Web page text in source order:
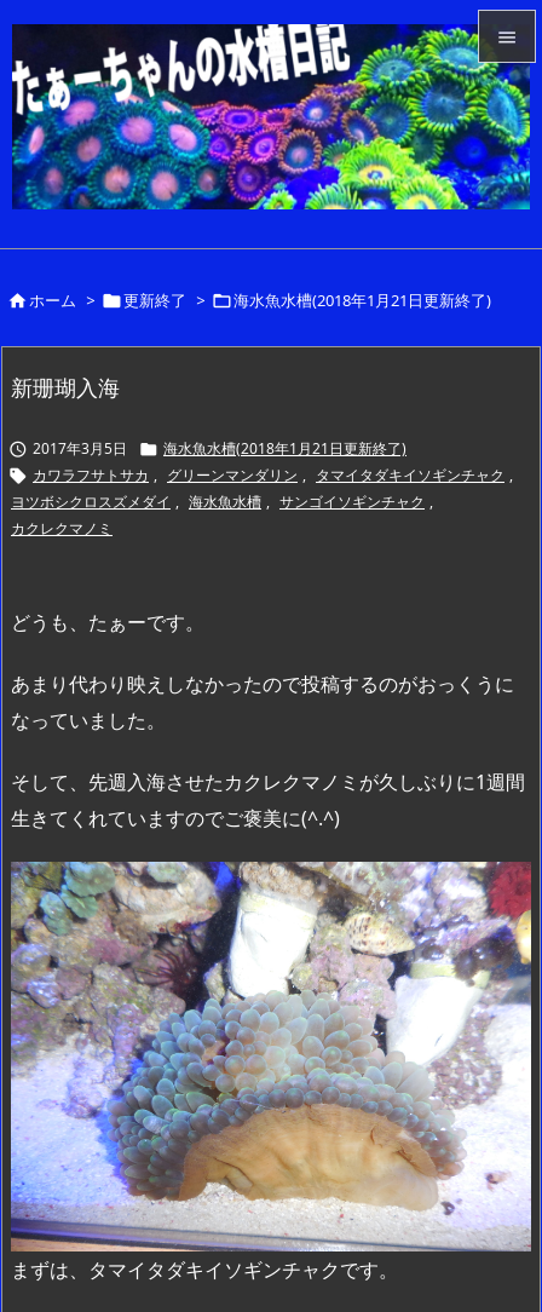


メニュ

サイド


ホーム > 更新終了 > 海水魚水槽(2018年1月21日更新終了)
新珊瑚入海
 2017年3月5日  海水魚水槽(2018年1月21日更新終了)
 カワラフサトサカ , グリーンマンダリン , タマイタダキイソギンチャク ,
ヨツボシクロスズメダイ , 海水魚水槽 , サンゴイソギンチャク ,
カクレクマノミ
どうも、たぁーです。
あまり代わり映えしなかったので投稿するのがおっくうに
なっていました。
そして、先週入海させたカクレクマノミが久しぶりに1週間
生きてくれていますのでご褒美に(^.^)
まずは、タマイタダキイソギンチャクです。